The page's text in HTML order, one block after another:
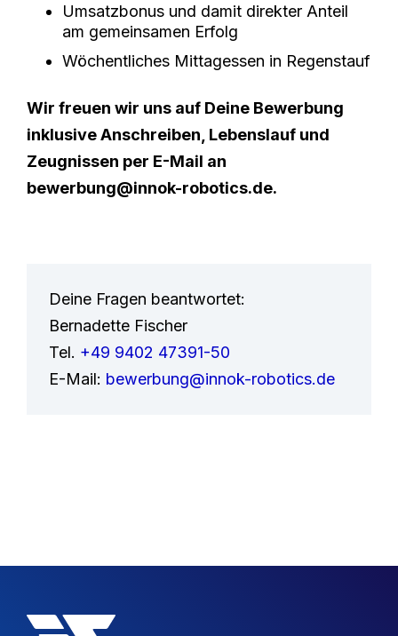
Umsatzbonus und damit direkter Anteil
am gemeinsamen Erfolg
Wöchentliches Mittagessen in Regenstauf
Wir freuen wir uns auf Deine Bewerbung
inklusive Anschreiben, Lebenslauf und
Zeugnissen per E-Mail an
bewerbung@innok-robotics.de.
Deine Fragen beantwortet:
Bernadette Fischer
Tel. +49 9402 47391-50
E-Mail: bewerbung@innok-robotics.de